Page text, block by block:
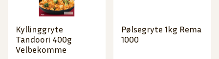
Kyllinggryte
Tandoori 400g
Velbekomme
Pølsegryte 1kg Rema
1000